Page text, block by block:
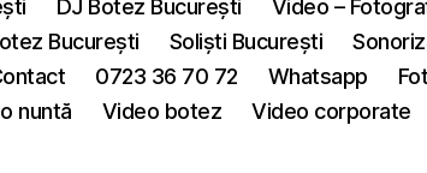
DJ Botez București
Video –
București
Soliști București
0723 36 70 72 Whatsapp
nuntă
Video botez Video corporate